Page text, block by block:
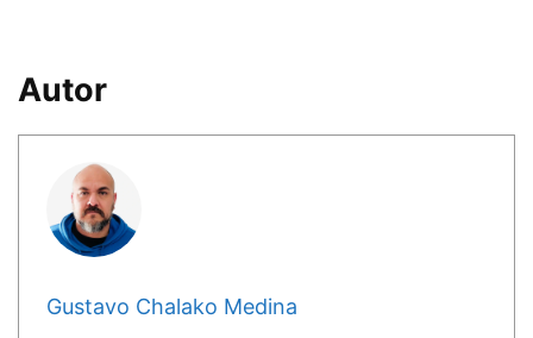
Autor
Gustavo Chalako Medina